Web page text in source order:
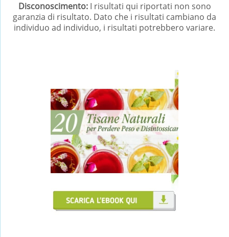
Disconoscimento:I risultati qui riportati non sono
garanzia di risultato. Dato che i risultati cambiano da
individuo ad individuo, i risultati potrebbero variare.